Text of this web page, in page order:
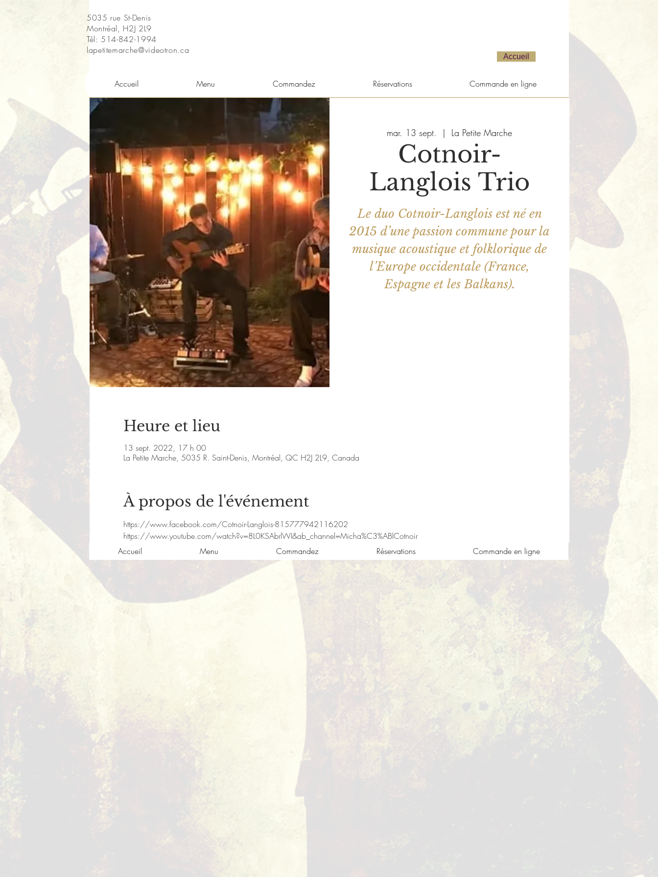
5035 rue St-Denis
Montréal, H2J 2L9
Tél: 514-842-1994
lapetitemarche@videotron.ca
Accueil
Accueil Menu Commandez Réservations Commande en ligne
mar. 13 sept.
  |
La Petite Marche
Cotnoir-
Langlois Trio
Le duo Cotnoir-Langlois est né en
2015 d’une passion commune pour la
musique acoustique et folklorique de
l’Europe occidentale (France,
Espagne et les Balkans).
Heure et lieu
13 sept. 2022, 17 h 00
La Petite Marche, 5035 R. Saint-Denis, Montréal, QC H2J 2L9, Canada
À propos de l'événement
https://www.facebook.com/Cotnoir-Langlois-815777942116202
https://www.youtube.com/watch?v=8L0KSAbrlWI&ab_channel=Micha%C3%ABlCotnoir
Accueil
Menu Commandez Réservations Commande en ligne